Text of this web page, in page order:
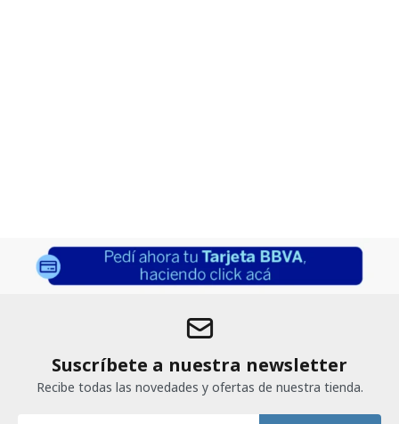
Suscríbete a nuestra newsletter
Recibe todas las novedades y ofertas de nuestra tienda.